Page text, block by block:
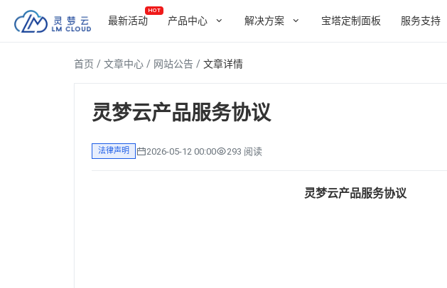
最新活动
HOT
产品中心 解决方案 宝塔定制面板 服务支持
产品中心
精选推荐 HOT
ISP服务器
优质CN2线路
解决方案
全部
关于我们
全部
首页 / 文章中心 / 网站公告 / 文章详情
灵梦云产品服务协议
法律声明 2026-05-12 00:00 293 阅读
灵梦云产品服务协议